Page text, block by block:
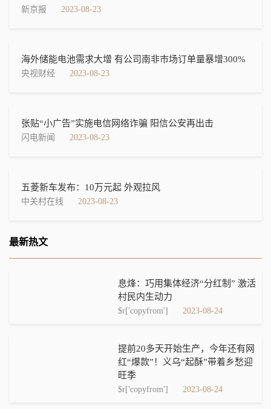
新京报 2023-08-23
海外储能电池需求大增 有公司南非市场订单量暴增300%
央视财经 2023-08-23
张贴“小广告”实施电信网络诈骗 阳信公安再出击
闪电新闻 2023-08-23
五菱新车发布：10万元起 外观拉风
中关村在线 2023-08-23
最新热文
息烽：巧用集体经济“分红制” 激活
村民内生动力
$r['copyfrom'] 2023-08-24
提前20多天开始生产，今年还有网
红“爆款”！义乌“起酥”带着乡愁迎
旺季
$r['copyfrom'] 2023-08-24